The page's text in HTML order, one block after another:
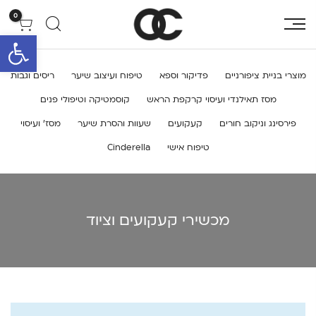
פתח
0
מוצרי בניית ציפורניים פדיקור וספא טיפוח ועיצוב שיער ריסים וגבות
מסז תאילנדי ועיסוי קרקפת הראש קוסמטיקה וטיפולי פנים
פירסינג וניקוב חורים קעקועים שעוות והסרת שיער מסז’ ועיסוי
טיפוח אישי Cinderella
מכשירי קעקועים וציוד